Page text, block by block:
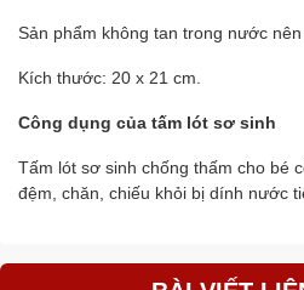
Sản phẩm không tan trong nước
Kích thước: 20 x 21 cm.
Công dụng của tấm lót sơ sinh
Tấm lót sơ sinh chống thấm cho bé
đệm, chăn, chiếu khỏi bị dính nước